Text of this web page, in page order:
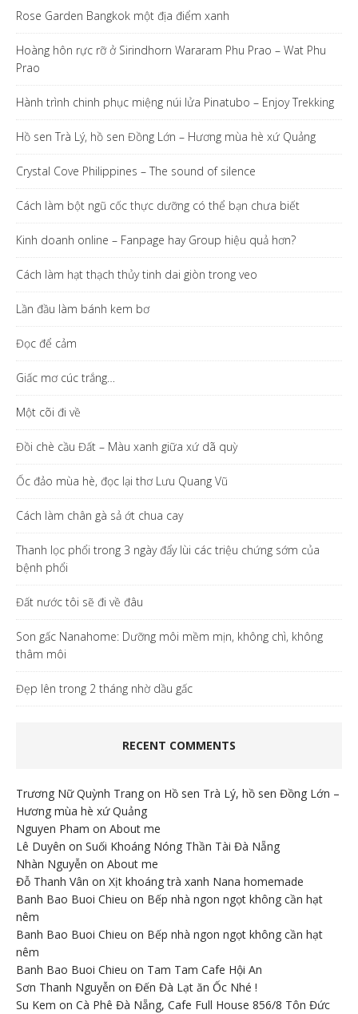
Rose Garden Bangkok một địa điểm xanh
Hoàng hôn rực rỡ ở Sirindhorn Wararam Phu Prao – Wat Phu
Prao
Hành trình chinh phục miệng núi lửa Pinatubo – Enjoy Trekking
Hồ sen Trà Lý, hồ sen Đồng Lớn – Hương mùa hè xứ Quảng
Crystal Cove Philippines – The sound of silence
Cách làm bột ngũ cốc thực dưỡng có thể bạn chưa biết
Kinh doanh online – Fanpage hay Group hiệu quả hơn?
Cách làm hạt thạch thủy tinh dai giòn trong veo
Lần đầu làm bánh kem bơ
Đọc để cảm
Giấc mơ cúc trắng…
Một cõi đi về
Đồi chè cầu Đất – Màu xanh giữa xứ dã quỳ
Ốc đảo mùa hè, đọc lại thơ Lưu Quang Vũ
Cách làm chân gà sả ớt chua cay
Thanh lọc phổi trong 3 ngày đẩy lùi các triệu chứng sớm của
bệnh phổi
Đất nước tôi sẽ đi về đâu
Son gấc Nanahome: Dưỡng môi mềm mịn, không chì, không
thâm môi
Đẹp lên trong 2 tháng nhờ dầu gấc
RECENT COMMENTS
Trương Nữ Quỳnh Trang on Hồ sen Trà Lý, hồ sen Đồng Lớn –
Hương mùa hè xứ Quảng
Nguyen Pham on About me
Lê Duyên on Suối Khoáng Nóng Thần Tài Đà Nẵng
Nhàn Nguyễn on About me
Đỗ Thanh Vân on Xịt khoáng trà xanh Nana homemade
Banh Bao Buoi Chieu on Bếp nhà ngon ngọt không cần hạt
nêm
Banh Bao Buoi Chieu on Bếp nhà ngon ngọt không cần hạt
nêm
Banh Bao Buoi Chieu on Tam Tam Cafe Hội An
Sơn Thanh Nguyễn on Đến Đà Lạt ăn Ốc Nhé !
Su Kem on Cà Phê Đà Nẵng, Cafe Full House 856/8 Tôn Đức